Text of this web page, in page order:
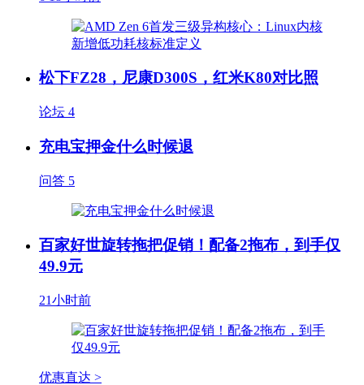
松下FZ28，尼康D300S，红米K80对比照
论坛 4
充电宝押金什么时候退
问答 5
百家好世旋转拖把促销！配备2拖布，到手仅
49.9元
21小时前
优惠直达 >